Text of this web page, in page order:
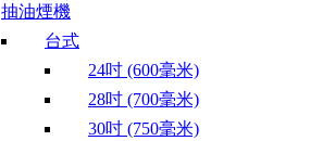
抽油煙機
台式
24吋 (600毫米)
28吋 (700毫米)
30吋 (750毫米)